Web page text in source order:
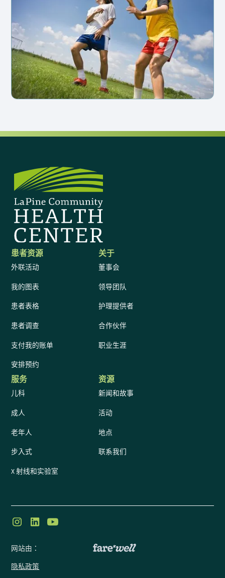
患者资源
外联活动
我的图表
患者表格
患者调查
支付我的账单
安排预约
关于
董事会
领导团队
护理提供者
合作伙伴
职业生涯
服务
儿科
成人
老年人
步入式
X 射线和实验室
资源
新闻和故事
活动
地点
联系我们
网站由：
隐私政策